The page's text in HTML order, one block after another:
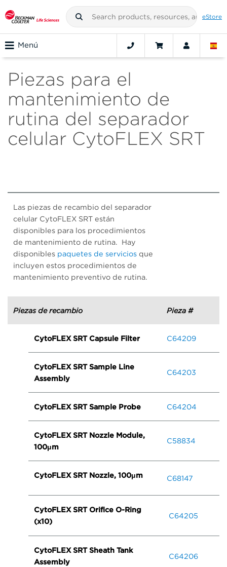
eStore
Menú
Piezas para el
mantenimiento de
rutina del separador
celular CytoFLEX SRT
Las piezas de recambio del separador
celular CytoFLEX SRT están
disponibles para los procedimientos
de mantenimiento de rutina. Hay
disponibles paquetes de serviciosque
incluyen estos procedimientos de
mantenimiento preventivo de rutina.
Piezas de recambio Pieza #
CytoFLEX SRT Capsule Filter C64209
CytoFLEX SRT Sample Line
Assembly
C64203
CytoFLEX SRT Sample Probe C64204
CytoFLEX SRT Nozzle Module,
100μm
C58834
CytoFLEX SRT Nozzle, 100μm C68147
CytoFLEX SRT Orifice O-Ring
(x10)
C64205
CytoFLEX SRT Sheath Tank
Assembly
C64206